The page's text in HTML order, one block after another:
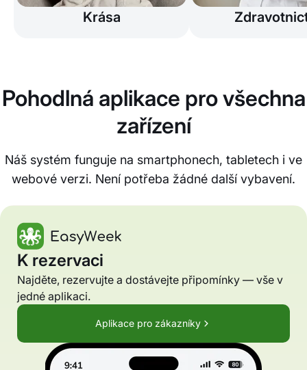
Krása
Pohodlná aplikace pro všechna
zařízení
Náš systém funguje na smartphonech, tabletech i ve
webové verzi. Není potřeba žádné další vybavení.
K rezervaci
Najděte, rezervujte a dostávejte připomínky — vše v
jedné aplikaci.
Aplikace pro zákazníky